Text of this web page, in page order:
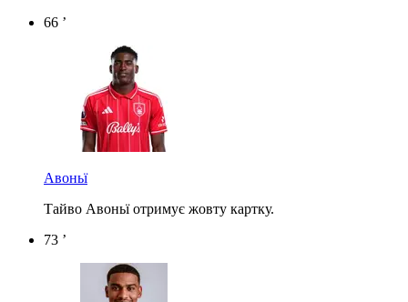
66 ’
Авоньї
Тайво Авоньї отримує жовту картку.
73 ’